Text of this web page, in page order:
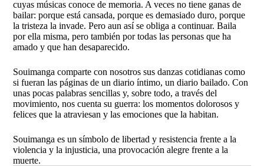
cuyas músicas conoce de memoria. A veces no tiene ganas de
bailar: porque está cansada, porque es demasiado duro, porque
la tristeza la invade. Pero aun así se obliga a continuar. Baila
por ella misma, pero también por todas las personas que ha
amado y que han desaparecido.
Souimanga comparte con nosotros sus danzas cotidianas como
si fueran las páginas de un diario íntimo, un diario bailado. Con
unas pocas palabras sencillas y, sobre todo, a través del
movimiento, nos cuenta su guerra: los momentos dolorosos y
felices que la atraviesan y las emociones que la habitan.
Souimanga es un símbolo de libertad y resistencia frente a la
violencia y la injusticia, una provocación alegre frente a la
muerte.